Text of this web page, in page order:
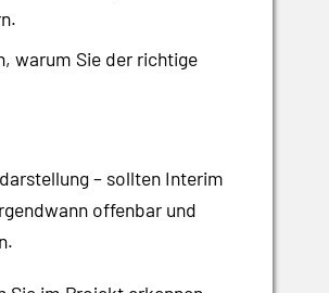
warum Sie der richtige
– sollten Interim
offenbar und